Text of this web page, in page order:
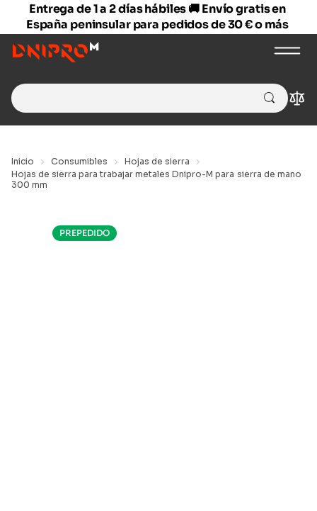
Entrega de 1 a 2 días hábiles 🚚 Envío gratis en
España peninsular para pedidos de 30 € o más
Search
for:
Inicio Consumibles
Hojas de sierra
Hojas de sierra para trabajar metales Dnipro-M para sierra de mano
300 mm
PREPEDIDO